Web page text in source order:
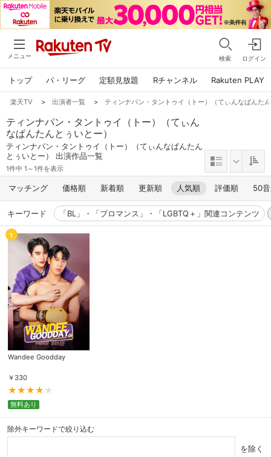
メニュー 検索 ログイン
トップ パ・リーグ 定額見放題 Rチャンネル Rakuten PLAY
楽天TV > 出演者一覧 > ティンナパン・タントゥイ（トー）（てぃんなぱんた
ティンナパン・タントゥイ（トー）（てぃん
なぱんたんとぅいとー）
ティンナパン・タントゥイ（トー）（てぃんなぱんたん
とぅいとー） 出演作品一覧
1件中 1～1件を表示
マッチング 価格順 新着順 更新順 人気順 評価順 50
キーワード 「BL」・「ブロマンス」・「LGBTQ＋」関連コンテンツ
1
Wandee Goodday
￥ 330
無料あり
除外キーワードで絞り込む
を除く